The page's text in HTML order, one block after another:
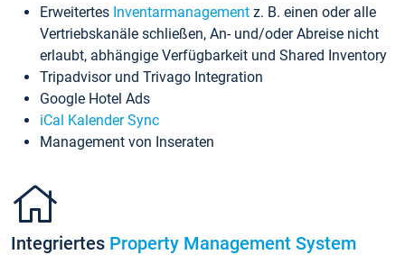
Erweitertes Inventarmanagement z. B. einen oder alle
Vertriebskanäle schließen, An- und/oder Abreise nicht
erlaubt, abhängige Verfügbarkeit und Shared Inventory
Tripadvisor und Trivago Integration
Google Hotel Ads
iCal Kalender Sync
Management von Inseraten
Integriertes Property Management System